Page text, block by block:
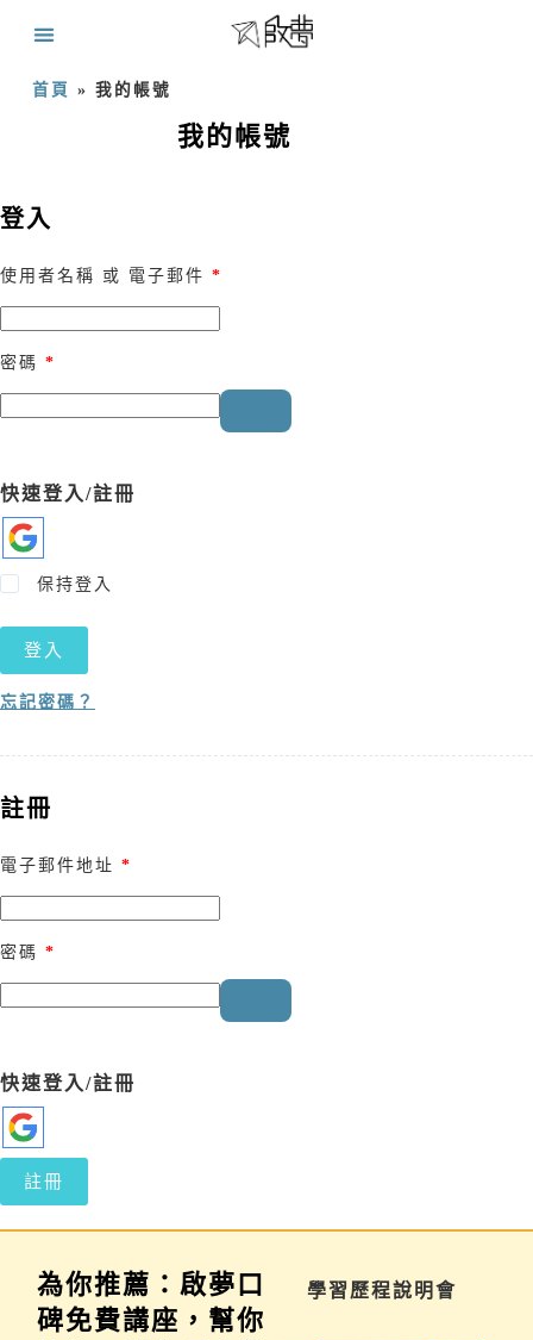
首頁 » 我的帳號
我的帳號
登入
使用者名稱 或 電子郵件 *
密碼 *
快速登入/註冊
保持登入
登入
忘記密碼？
註冊
電子郵件地址 *
密碼 *
快速登入/註冊
註冊
為你推薦：啟夢口
碑免費講座，幫你
家長講座 學習歷程說明會